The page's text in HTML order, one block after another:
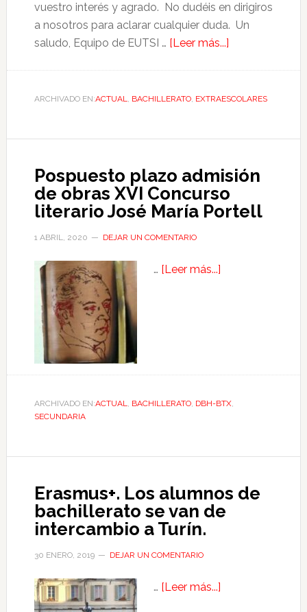
vuestro interés y agrado. No dudéis en dirigiros
a nosotros para aclarar cualquier duda. Un
saludo, Equipo de EUTSI … [Leer más...]
ARCHIVADO EN:ACTUAL BACHILLERATO, EXTRAESCOLARES
Pospuesto plazo admisión
de obras XVI Concurso
literario José María Portell
1 ABRIL, 2020 DEJAR UN COMENTARIO
… [Leer más...]
ARCHIVADO EN:ACTUAL BACHILLERATO, DBH-BTX,
SECUNDARIA
Erasmus+. Los alumnos de
bachillerato se van de
intercambio a Turín.
30 ENERO, 2019 DEJAR UN COMENTARIO
… [Leer más...]